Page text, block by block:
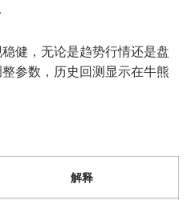
健，无论是趋势行情还是盘
参数，历史回测显示在牛熊
解释